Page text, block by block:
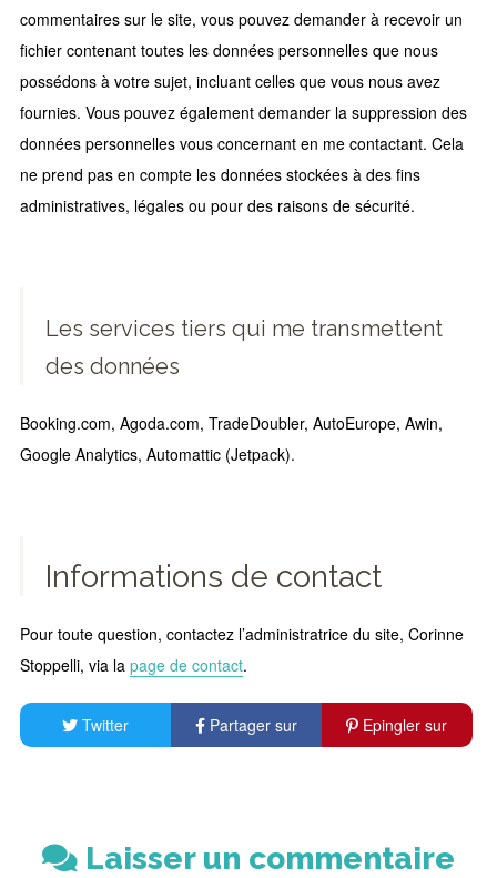
commentaires sur le site, vous pouvez demander à recevoir un
fichier contenant toutes les données personnelles que nous
possédons à votre sujet, incluant celles que vous nous avez
fournies. Vous pouvez également demander la suppression des
données personnelles vous concernant en me contactant. Cela
ne prend pas en compte les données stockées à des fins
administratives, légales ou pour des raisons de sécurité.
Les services tiers qui me transmettent
des données
Booking.com, Agoda.com, TradeDoubler, AutoEurope, Awin,
Google Analytics, Automattic (Jetpack).
Informations de contact
Pour toute question, contactez l’administratrice du site, Corinne
Stoppelli, via la page de contact.
Twitter
Partager sur
Epingler sur
Laisser un commentaire